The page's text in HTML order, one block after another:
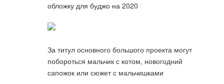
обложку для буджо на 2020
За титул основного большого проекта могут
побороться мальчик с котом, новогодний
сапожок или сюжет с мальчишками